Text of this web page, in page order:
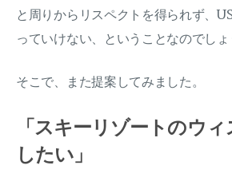
と周りからリスペクトを得られず、
っていけない、ということなのでしょ
そこで、また提案してみました。
「スキーリゾートのウ
したい」